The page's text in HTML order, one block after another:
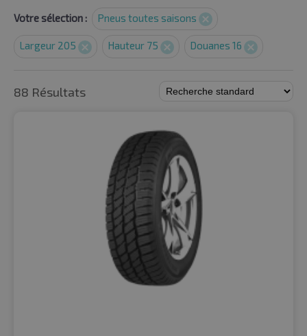
Votre sélection : Pneus toutes saisons
Largeur 205 Hauteur 75 Douanes 16
88 Résultats